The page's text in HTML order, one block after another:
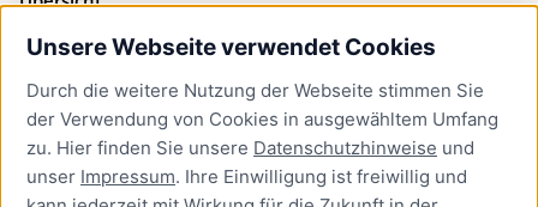
Unsere Webseite verwendet Cookies
Durch die weitere Nutzung der Webseite stimmen Sie
der Verwendung von Cookies in ausgewähltem Umfang
zu. Hier finden Sie unsere Datenschutzhinweise und
unser Impressum. Ihre Einwilligung ist freiwillig und
Bürgerservice
Presse
Newsletter Lübeck:kompakt
Kontakt